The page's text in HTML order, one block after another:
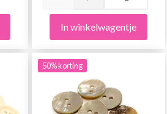
In winkelwagentje
50% korting